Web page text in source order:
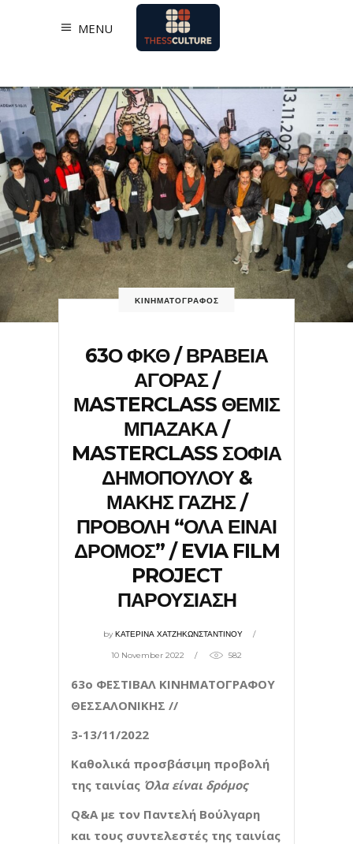
MENU
ΚΙΝΗΜΑΤΟΓΡΑΦΟΣ
63Ο ΦΚΘ / ΒΡΑΒΕΙΑ
ΑΓΟΡΑΣ /
ΜASTERCLASS ΘΕΜΙΣ
ΜΠΑΖΑΚΑ /
MASTERCLASS ΣΟΦΙΑ
ΔΗΜΟΠΟΥΛΟΥ &
ΜΑΚΗΣ ΓΑΖΗΣ /
ΠΡΟΒΟΛΗ “ΟΛΑ ΕΙΝΑΙ
ΔΡΟΜΟΣ” / EVIA FILM
PROJECT
ΠΑΡΟΥΣΙΑΣΗ
byΚΑΤΕΡΙΝΑ ΧΑΤΖΗΚΩΝΣΤΑΝΤΙΝΟΥ
10 November 2022 582
63ο ΦΕΣΤΙΒΑΛ ΚΙΝΗΜΑΤΟΓΡΑΦΟΥ
ΘΕΣΣΑΛΟΝΙΚΗΣ //
3-13/11/2022
Καθολικά προσβάσιμη προβολή
της ταινίας Όλα είναι δρόμος
Q&A με τον Παντελή Βούλγαρη
και τους συντελεστές της ταινίας